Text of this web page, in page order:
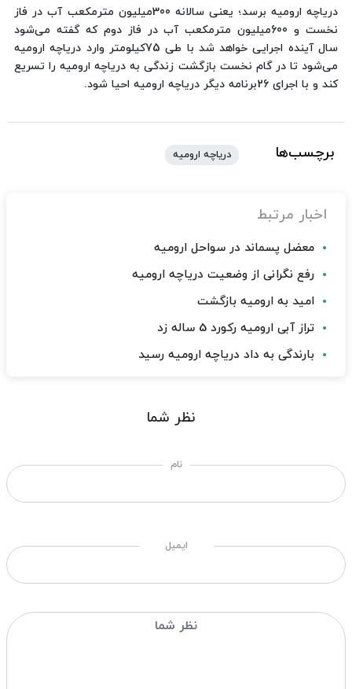
دریاچه ارومیه برسد؛ یعنی سالانه 300میلیون مترمکعب آب در فاز
نخست و 600میلیون مترمکعب آب در فاز دوم که گفته می‌شود
سال آینده اجرایی خواهد شد با طی 75کیلومتر وارد دریاچه ارومیه
می‌شود تا در گام نخست بازگشت زندگی به دریاچه ارومیه را تسریع
کند و با اجرای 26برنامه دیگر دریاچه ارومیه احیا شود.
برچسب‌ها دریاچه ارومیه
اخبار مرتبط
معضل پسماند در سواحل ارومیه
رفع نگرانی از وضعیت دریاچه ارومیه
امید به ارومیه بازگشت
تراز آبی ارومیه رکورد 5 ساله زد
بارندگی به داد دریاچه ارومیه رسید
نظر شما
نام
ایمیل